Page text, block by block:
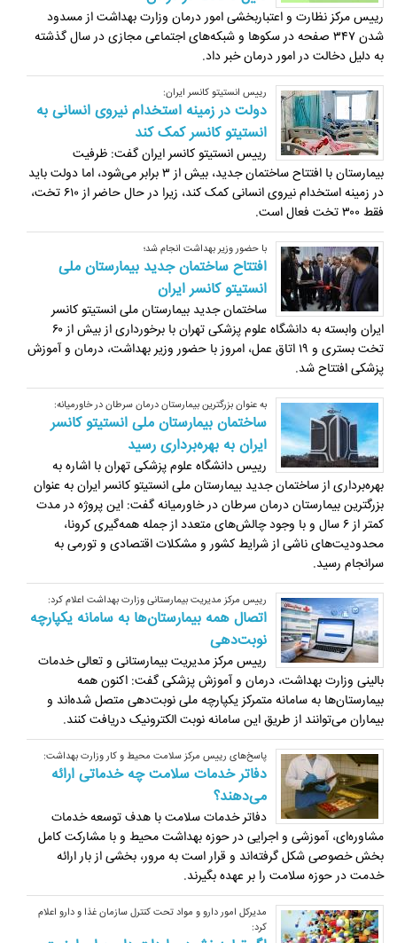
رییس مرکز نظارت و اعتباربخشی امور درمان وزارت بهداشت از مسدود
شدن ۳۴۷ صفحه در سکوها و شبکه‌های اجتماعی مجازی در سال گذشته
به دلیل دخالت در امور درمان خبر داد.
رییس انستیتو کانسر ایران:
دولت در زمینه استخدام نیروی انسانی به
انستیتو کانسر کمک کند
رییس انستیتو کانسر ایران گفت: ظرفیت
بیمارستان با افتتاح ساختمان جدید، بیش از ۳ برابر می‌شود، اما دولت باید
در زمینه استخدام نیروی انسانی کمک کند، زیرا در حال حاضر از ۶۱۰ تخت،
فقط ۳۰۰ تخت فعال است.
با حضور وزیر بهداشت انجام شد؛
افتتاح ساختمان جدید بیمارستان ملی
انستیتو کانسر ایران
ساختمان جدید بیمارستان ملی انستیتو کانسر
ایران وابسته به دانشگاه علوم پزشکی تهران با برخورداری از بیش از ۶۰
تخت بستری و ۱۹ اتاق عمل، امروز با حضور وزیر بهداشت، درمان و آموزش
پزشکی افتتاح شد.
به عنوان بزرگترین بیمارستان درمان سرطان در خاورمیانه:
ساختمان بیمارستان ملی انستیتو کانسر
ایران به بهره‌برداری رسید
رییس دانشگاه علوم پزشکی تهران با اشاره به
بهره‌برداری از ساختمان جدید بیمارستان ملی انستیتو کانسر ایران به عنوان
بزرگترین بیمارستان درمان سرطان در خاورمیانه گفت: این پروژه در مدت
کمتر از ۶ سال و با وجود چالش‌های متعدد از جمله همه‌گیری کرونا،
محدودیت‌های ناشی از شرایط کشور و مشکلات اقتصادی و تورمی به
سرانجام رسید.
رییس مرکز مدیریت بیمارستانی وزارت بهداشت اعلام کرد:
اتصال همه بیمارستان‌ها به سامانه یکپارچه
نوبت‌دهی
رییس مرکز مدیریت بیمارستانی و تعالی خدمات
بالینی وزارت بهداشت، درمان و آموزش پزشکی گفت: اکنون همه
بیمارستان‌ها به سامانه متمرکز یکپارچه ملی نوبت‌دهی متصل شده‌اند و
بیماران می‌توانند از طریق این سامانه نوبت الکترونیک دریافت کنند.
پاسخ‌های رییس مرکز سلامت محیط و کار وزارت بهداشت:
دفاتر خدمات سلامت چه خدماتی ارائه
می‌دهند؟
دفاتر خدمات سلامت با هدف توسعه خدمات
مشاوره‌ای، آموزشی و اجرایی در حوزه بهداشت محیط و با مشارکت کامل
بخش خصوصی شکل گرفته‌اند و قرار است به مرور، بخشی از بار ارائه
خدمت در حوزه سلامت را بر عهده بگیرند.
مدیرکل امور دارو و مواد تحت کنترل سازمان غذا و دارو اعلام
کرد: